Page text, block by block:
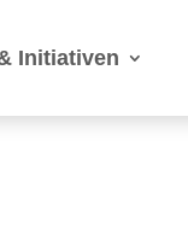
Initiativen